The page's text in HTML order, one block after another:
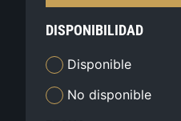
DISPONIBILIDAD
Disponible
No disponible